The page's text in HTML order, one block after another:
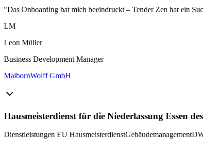
"Das Onboarding hat mich beeindruckt – Tender Zen hat ein
LM
Leon Müller
Business Development Manager
MaibornWolff GmbH
Hausmeisterdienst für die Niederlassung Essen
Dienstleistungen EU HausmeisterdienstGebäudemanagement